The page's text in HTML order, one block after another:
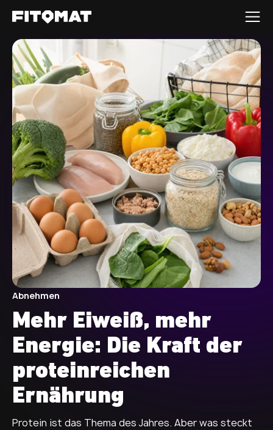
Gym
Mitgliedschaft
Franchise
Fitnessboom Deutschland
Standort konnte nicht ermittelt werden.
Studio finden Mitglied werden
Guide
Firmenfitness
Mitglieder LOGIN
DE
Abnehmen
Mehr Eiweiß, mehr
Energie: Die Kraft der
proteinreichen
Ernährung
Protein ist das Thema des Jahres. Aber was steckt